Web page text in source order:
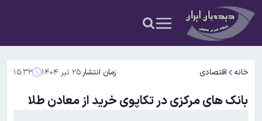
خانه اقتصادی زمان انتشار:۲۵ تیر ۱۴۰۴ ۱۵:۳۲
بانک های مرکزی در تکاپوی خرید از معادن طلا